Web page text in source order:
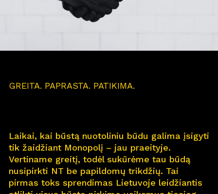
GREITA. PAPRASTA. PATIKIMA.
Laikai, kai būstą nuotoliniu būdu galima įsigyti
tik žaidžiant Monopolį – jau praeityje.
Vertiname greitį, todėl sukūrėme tau būdą
nusipirkti NT be papildomų trikdžių. Tai
pirmas toks sprendimas Lietuvoje leidžiantis